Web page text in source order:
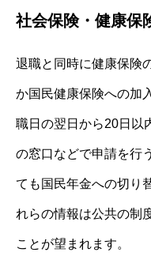
社会保険・健康保
退職と同時に健康保険
か国民健康保険への加
職日の翌日から20日以
の窓口などで申請を行
ても国民年金への切り
れらの情報は公共の制
ことが望まれます。